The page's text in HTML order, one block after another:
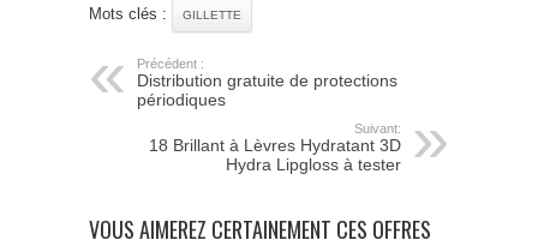
Mots clés : GILLETTE
Précédent :
Distribution gratuite de protections
périodiques
Suivant:
18 Brillant à Lèvres Hydratant 3D
Hydra Lipgloss à tester
VOUS AIMEREZ CERTAINEMENT CES OFFRES